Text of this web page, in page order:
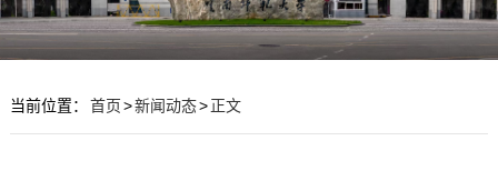
当前位置： 首页>新闻动态>正文